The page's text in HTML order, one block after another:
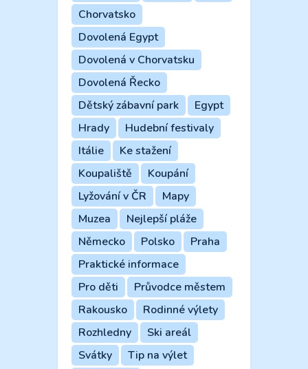
Chorvatsko
Dovolená Egypt
Dovolená v Chorvatsku
Dovolená Řecko
Dětský zábavní park
Egypt
Hrady
Hudební festivaly
Itálie
Ke stažení
Koupaliště
Koupání
Lyžování v ČR
Mapy
Muzea
Nejlepší pláže
Německo
Polsko
Praha
Praktické informace
Pro děti
Průvodce městem
Rakousko
Rodinné výlety
Rozhledny
Ski areál
Svátky
Tip na výlet